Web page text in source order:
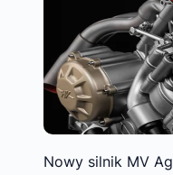
Nowy silnik MV